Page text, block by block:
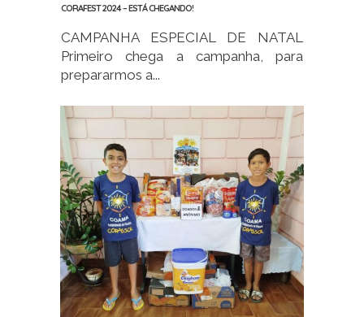
CORAFEST 2024 – ESTÁ CHEGANDO!
CAMPANHA ESPECIAL DE NATAL
Primeiro chega a campanha, para
prepararmos a...